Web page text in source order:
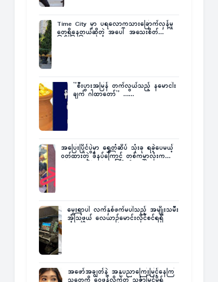
Time City မှာ ပရလောကသားခြောက်လှန့်မှု
တွေရှိနေတယ်ဆိုတဲ့ အပေါ် အသေးစိတ်
”စီးပွားအမြန် တက်လွယ်သည့် နမောငါး
ချက် ဂါထာတော်” ……
အပြေးပြိုင်ပွဲမှာ ရွှေတံဆိပ် သုံးခု ရခဲ့ပေမယ့်
ဝတ်ထားတဲ့ ဖိနပ်ကြောင့် တစ်ကမ္ဘာလုံးက
မွေးရာပါ လက်နှစ်ဖက်မပါသည့် အမျိုးသမီး
အံ့သြဖွယ် လေယာဉ်မောင်းလိုင်စင်ရရှိ
အဖော်အချွတ်နဲ့ အနုပညာကြေးမြင့်နေကြ